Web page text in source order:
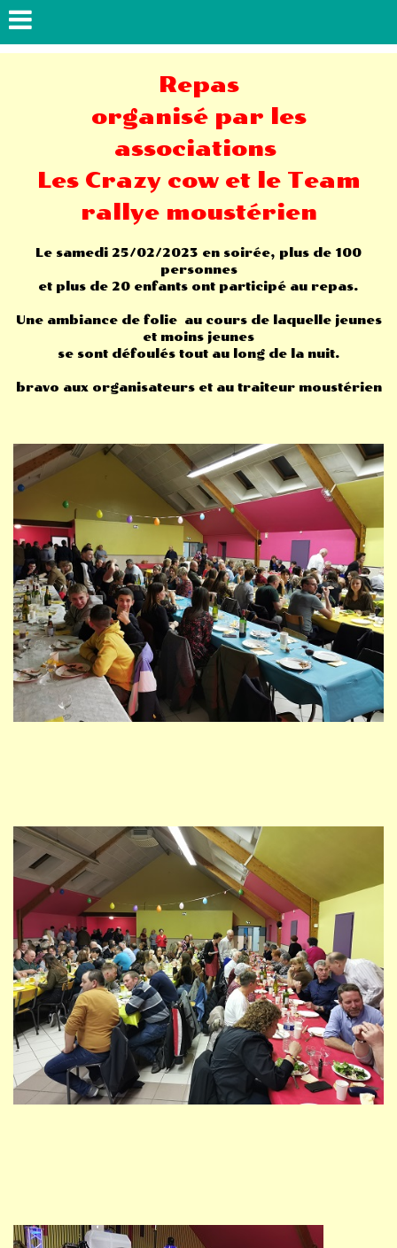
Repas
organisé par les
associations
Les Crazy cow et le Team
rallye moustérien
Le samedi 25/02/2023 en soirée, plus de 100
personnes
et plus de 20 enfants ont participé au repas.
Une ambiance de folie au cours de laquelle jeunes
et moins jeunes
se sont défoulés tout au long de la nuit.
bravo aux organisateurs et au traiteur moustérien